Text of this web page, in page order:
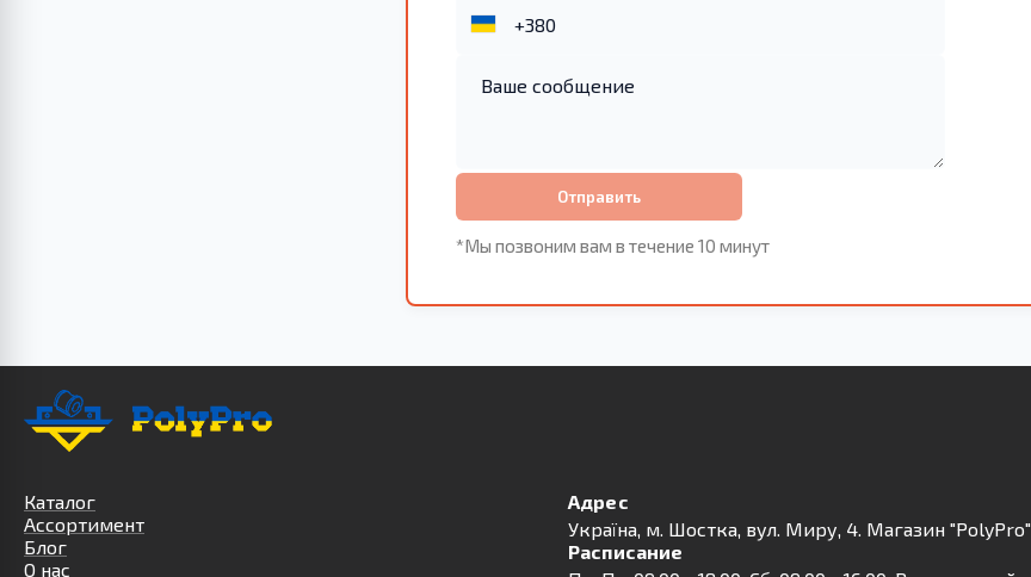
Отправить
*Мы позвоним вам в течение 10 минут
Каталог
Ассортимент
Блог
О нас
Адрес
Українa, м. Шостка, вул. Миру, 4. Магазин "PolyPro"
Расписание